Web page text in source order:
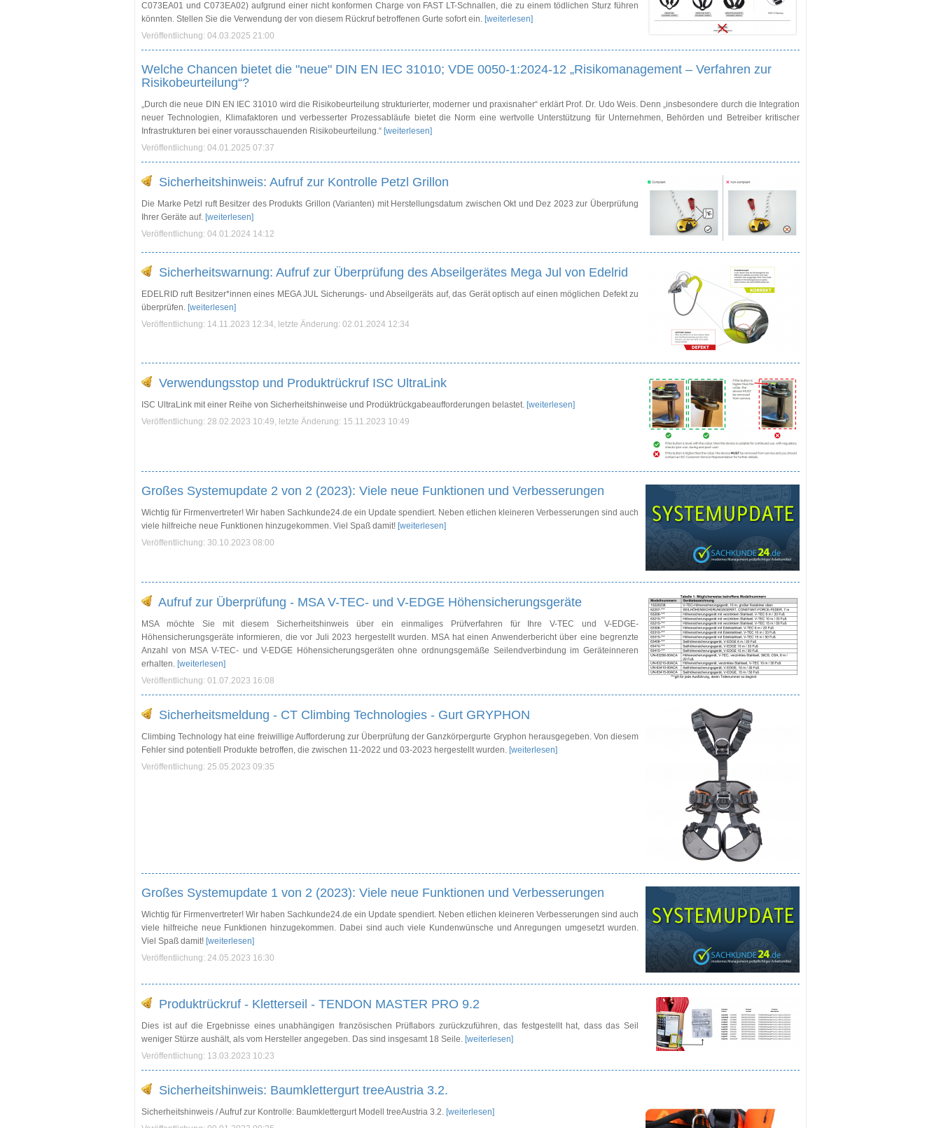
C073EA01 und C073EA02) aufgrund einer nicht konformen Charge von FAST LT-Schnallen, die zu einem tödlichen Sturz führen
könnten. Stellen Sie die Verwendung der von diesem Rückruf betroffenen Gurte sofort ein. [weiterlesen]
Veröffentlichung: 04.03.2025 21:00
Welche Chancen bietet die "neue" DIN EN IEC 31010; VDE 0050-1:2024-12 „Risikomanagement – Verfahren zur
Risikobeurteilung“?
„Durch die neue DIN EN IEC 31010 wird die Risikobeurteilung strukturierter, moderner und praxisnaher“ erklärt Prof. Dr. Udo Weis. Denn „insbesondere durch die Integration
neuer Technologien, Klimafaktoren und verbesserter Prozessabläufe bietet die Norm eine wertvolle Unterstützung für Unternehmen, Behörden und Betreiber kritischer
Infrastrukturen bei einer vorausschauenden Risikobeurteilung.“ [weiterlesen]
Veröffentlichung: 04.01.2025 07:37
Sicherheitshinweis: Aufruf zur Kontrolle Petzl Grillon
Die Marke Petzl ruft Besitzer des Produkts Grillon (Varianten) mit Herstellungsdatum zwischen Okt und Dez 2023 zur Überprüfung
Ihrer Geräte auf. [weiterlesen]
Veröffentlichung: 04.01.2024 14:12
Sicherheitswarnung: Aufruf zur Überprüfung des Abseilgerätes Mega Jul von Edelrid
EDELRID ruft Besitzer*innen eines MEGA JUL Sicherungs- und Abseilgeräts auf, das Gerät optisch auf einen möglichen Defekt zu
überprüfen. [weiterlesen]
Veröffentlichung: 14.11.2023 12:34, letzte Änderung: 02.01.2024 12:34
Verwendungsstop und Produktrückruf ISC UltraLink
ISC UltraLink mit einer Reihe von Sicherheitshinweise und Prodüktrückgabeaufforderungen belastet. [weiterlesen]
Veröffentlichung: 28.02.2023 10:49, letzte Änderung: 15.11.2023 10:49
Großes Systemupdate 2 von 2 (2023): Viele neue Funktionen und Verbesserungen
Wichtig für Firmenvertreter! Wir haben Sachkunde24.de ein Update spendiert. Neben etlichen kleineren Verbesserungen sind auch
viele hilfreiche neue Funktionen hinzugekommen. Viel Spaß damit! [weiterlesen]
Veröffentlichung: 30.10.2023 08:00
Aufruf zur Überprüfung - MSA V-TEC- und V-EDGE Höhensicherungsgeräte
MSA möchte Sie mit diesem Sicherheitshinweis über ein einmaliges Prüfverfahren für Ihre V-TEC und V-EDGE-
Höhensicherungsgeräte informieren, die vor Juli 2023 hergestellt wurden. MSA hat einen Anwenderbericht über eine begrenzte
Anzahl von MSA V-TEC- und V-EDGE Höhensicherungsgeräten ohne ordnungsgemäße Seilendverbindung im Geräteinneren
erhalten. [weiterlesen]
Veröffentlichung: 01.07.2023 16:08
Sicherheitsmeldung - CT Climbing Technologies - Gurt GRYPHON
Climbing Technology hat eine freiwillige Aufforderung zur Überprüfung der Ganzkörpergurte Gryphon herausgegeben. Von diesem
Fehler sind potentiell Produkte betroffen, die zwischen 11-2022 und 03-2023 hergestellt wurden. [weiterlesen]
Veröffentlichung: 25.05.2023 09:35
Großes Systemupdate 1 von 2 (2023): Viele neue Funktionen und Verbesserungen
Wichtig für Firmenvertreter! Wir haben Sachkunde24.de ein Update spendiert. Neben etlichen kleineren Verbesserungen sind auch
viele hilfreiche neue Funktionen hinzugekommen. Dabei sind auch viele Kundenwünsche und Anregungen umgesetzt wurden.
Viel Spaß damit! [weiterlesen]
Veröffentlichung: 24.05.2023 16:30
Produktrückruf - Kletterseil - TENDON MASTER PRO 9.2
Dies ist auf die Ergebnisse eines unabhängigen französischen Prüflabors zurückzuführen, das festgestellt hat, dass das Seil
weniger Stürze aushält, als vom Hersteller angegeben. Das sind insgesamt 18 Seile. [weiterlesen]
Veröffentlichung: 13.03.2023 10:23
Sicherheitshinweis: Baumklettergurt treeAustria 3.2.
Sicherheitshinweis / Aufruf zur Kontrolle: Baumklettergurt Modell treeAustria 3.2. [weiterlesen]